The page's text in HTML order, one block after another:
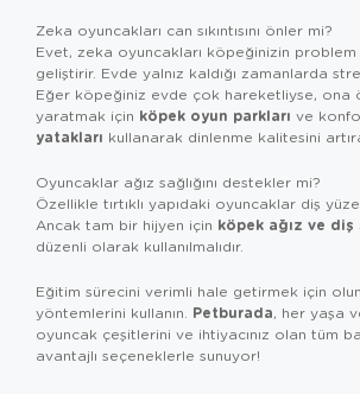
Zeka oyuncakları can sıkıntısını önler mi?
Evet, zeka oyuncakları köpeğinizin
geliştirir. Evde yalnız kaldığı zamanlarda
Eğer köpeğiniz evde çok hareketliyse, ona
yaratmak için köpek oyun parkları ve
yatakları kullanarak dinlenme kalitesini
Oyuncaklar ağız sağlığını destekler mi?
Özellikle tırtıklı yapıdaki oyuncaklar diş
Ancak tam bir hijyen için köpek ağız ve diş
düzenli olarak kullanılmalıdır.
Eğitim sürecini verimli hale getirmek için
yöntemlerini kullanın. Petburada, her yaşa
oyuncak çeşitlerini ve ihtiyacınız olan tüm
avantajlı seçeneklerle sunuyor!